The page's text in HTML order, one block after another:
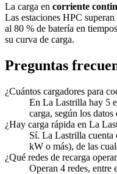
La carga en corriente
Las estaciones HPC
al 80 % de batería en
su curva de carga.
Preguntas
¿Cuántos cargadores para
En La Lastrilla hay 5
carga, según los
¿Hay carga rápida en La
Sí. La Lastrilla cuenta
kW o más), de las
¿Qué redes de recarga
Operan 4 redes, entre